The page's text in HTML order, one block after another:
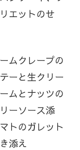
エットのせ
ムクレープの
ーと生クリー
ムとナッツの
ーソース添
トのガレット
添え